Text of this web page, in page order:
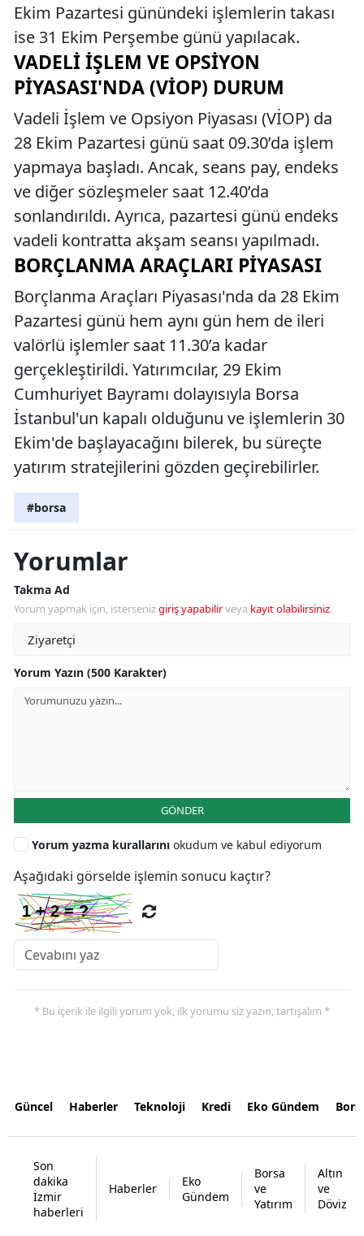
Ekim Pazartesi günündeki işlemlerin takası
ise 31 Ekim Perşembe günü yapılacak.
VADELI İŞLEM VE OPSIYON
PIYASASI'NDA (VİOP) DURUM
Vadeli İşlem ve Opsiyon Piyasası (VİOP) da
28 Ekim Pazartesi günü saat 09.30’da işlem
yapmaya başladı. Ancak, seans pay, endeks
ve diğer sözleşmeler saat 12.40’da
sonlandırıldı. Ayrıca, pazartesi günü endeks
vadeli kontratta akşam seansı yapılmadı.
BORÇLANMA ARAÇLARI PIYASASI
Borçlanma Araçları Piyasası'nda da 28 Ekim
Pazartesi günü hem aynı gün hem de ileri
valörlü işlemler saat 11.30’a kadar
gerçekleştirildi. Yatırımcılar, 29 Ekim
Cumhuriyet Bayramı dolayısıyla Borsa
İstanbul'un kapalı olduğunu ve işlemlerin 30
Ekim'de başlayacağını bilerek, bu süreçte
yatırım stratejilerini gözden geçirebilirler.
#borsa
Yorumlar
Takma Ad
Yorum yapmak için, istersenizgiriş yapabilirveya kayıt olabilirsiniz.
Yorum Yazın (500 Karakter)
GÖNDER
Yorum yazma kurallarını okudum ve kabul ediyorum
Aşağıdaki görselde işlemin sonucu kaçtır?
* Bu içerik ile ilgili yorum yok, ilk yorumu siz yazın, tartışalım *
Güncel Haberler Teknoloji Kredi Eko Gündem
Son
dakika
İzmir
haberleri
Haberler
Eko
Gündem
Borsa
ve
Yatırım
Altın
ve
Döviz